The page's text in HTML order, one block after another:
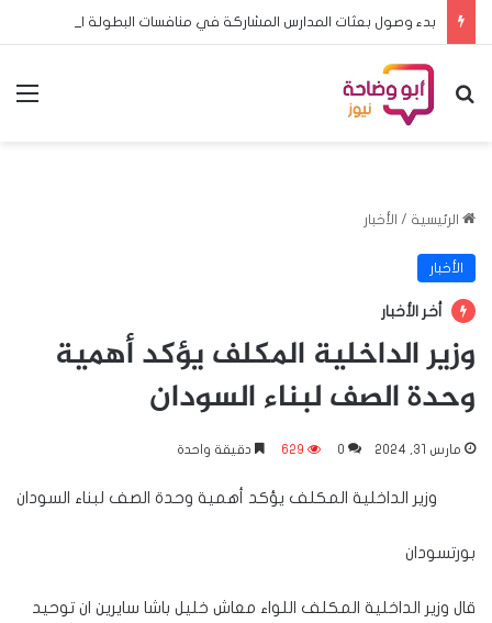
بحث عن
الرئيسية / الأخبار
الأخبار
أخر الأخبار
وزير الداخلية المكلف يؤكد أهمية
وحدة الصف لبناء السودان
مارس 31, 2024 0
629 دقيقة واحدة
وزير الداخلية المكلف يؤكد أهمية وحدة الصف لبناء السودان
بورتسودان
قال وزير الداخلية المكلف اللواء معاش خليل باشا سايرين ان توحيد